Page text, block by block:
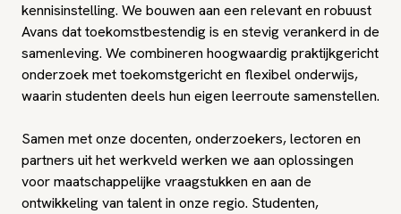
kennisinstelling. We bouwen aan een relevant en robuust
Avans dat toekomstbestendig is en stevig verankerd in de
samenleving. We combineren hoogwaardig praktijkgericht
onderzoek met toekomstgericht en flexibel onderwijs,
waarin studenten deels hun eigen leerroute samenstellen.
Samen met onze docenten, onderzoekers, lectoren en
partners uit het werkveld werken we aan oplossingen
voor maatschappelijke vraagstukken en aan de
ontwikkeling van talent in onze regio. Studenten,